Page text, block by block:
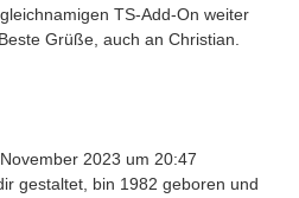
TS-Add-On weiter
Grüße, auch an Christian.
2023 um 20:47
gestaltet, bin 1982 geboren und